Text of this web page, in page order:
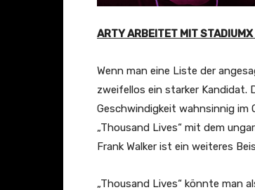
ARTY ARBEITET MIT STADIUMX
Wenn man eine Liste der
zweifellos ein starker Kandidat.
Geschwindigkeit wahnsinnig im
„Thousand Lives“ mit dem
Frank Walker ist ein weiteres
„Thousand Lives“ könnte man